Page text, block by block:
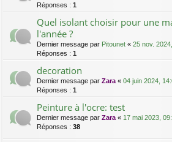
Réponses : 1
Quel isolant choisir pour une
l'année ?
Dernier message par Pitounet « 25 nov.
Réponses : 1
decoration
Dernier message par Zara « 04 juin 2024,
Réponses : 1
Peinture à l'ocre: test
Dernier message par Zara « 17 mai 2023,
Réponses : 38